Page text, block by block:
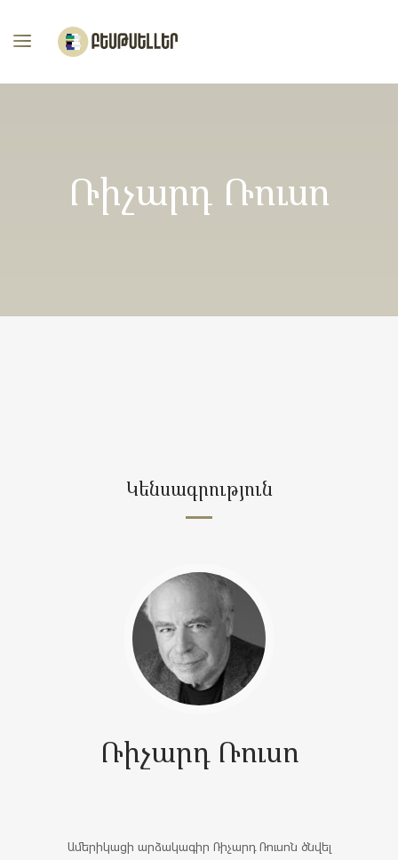
Ռիչարդ Ռուսո
Կենսագրություն
Ռիչարդ Ռուսո
Ամերիկացի արձակագիր Ռիչարդ Ռուսոն ծնվել